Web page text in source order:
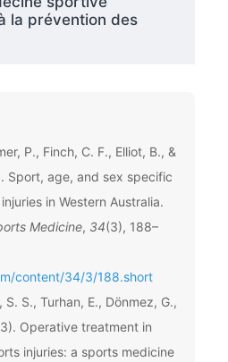
la prévention des
P., Finch, C. F., Elliot, B., &
Sport, age, and sex specific
in Western Australia.
Medicine, 34(3), 188–
content/34/3/188.short
S., Turhan, E., Dönmez, G.,
Operative treatment in
injuries: a sports medicine